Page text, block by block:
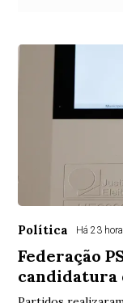
Política Há 23
Federação
candidatura